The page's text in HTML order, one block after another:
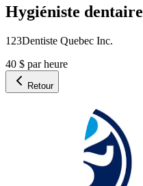
Hygiéniste dentaire
123Dentiste Quebec Inc.
40 $ par heure
Retour